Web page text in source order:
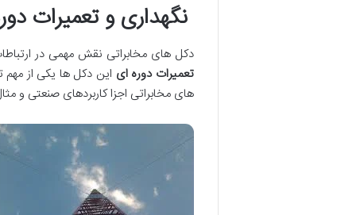
نگهداری و تعمیرات
دکل های مخابراتی نقش مهمی در
تعمیرات دوره ای این دکل ها یکی از
های مخابراتی اجزا کاربردهای صنعتی و